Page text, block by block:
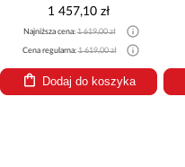
1 457,10 zł
Najniższa cena:1 619,00 zł
Cena regularna:1 619,00 zł
Dodaj do koszyka